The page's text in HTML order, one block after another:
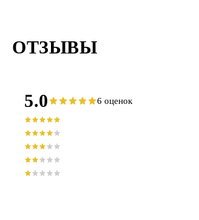
ОТЗЫВЫ
5.0 6 оценок